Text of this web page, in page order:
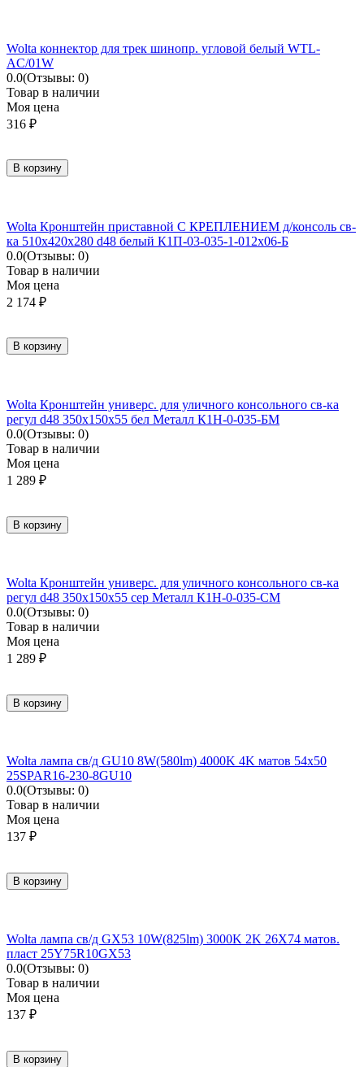
Wolta коннектор для трек шинопр. угловой белый WTL-
AC/01W
0.0(Отзывы: 0)
Товар в наличии
Моя цена
316 ₽
В корзину
Wolta Кронштейн приставной С КРЕПЛЕНИЕМ д/консоль св-
ка 510х420х280 d48 белый К1П-03-035-1-012х06-Б
0.0(Отзывы: 0)
Товар в наличии
Моя цена
2 174 ₽
В корзину
Wolta Кронштейн универс. для уличного консольного св-ка
регул d48 350х150х55 бел Металл К1Н-0-035-БМ
0.0(Отзывы: 0)
Товар в наличии
Моя цена
1 289 ₽
В корзину
Wolta Кронштейн универс. для уличного консольного св-ка
регул d48 350х150х55 сер Металл К1Н-0-035-СМ
0.0(Отзывы: 0)
Товар в наличии
Моя цена
1 289 ₽
В корзину
Wolta лампа св/д GU10 8W(580lm) 4000K 4K матов 54x50
25SPAR16-230-8GU10
0.0(Отзывы: 0)
Товар в наличии
Моя цена
137 ₽
В корзину
Wolta лампа св/д GX53 10W(825lm) 3000K 2K 26X74 матов.
пласт 25Y75R10GX53
0.0(Отзывы: 0)
Товар в наличии
Моя цена
137 ₽
В корзину